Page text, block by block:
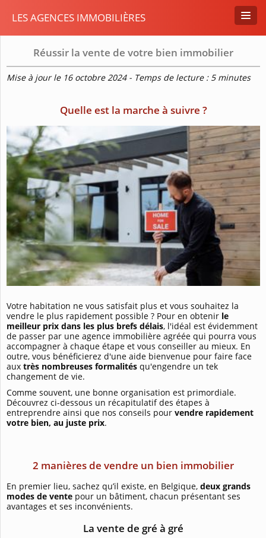
LES AGENCES IMMOBILIÈRES
Réussir la vente de votre bien immobilier
Mise à jour le 16 octobre 2024 - Temps de lecture : 5 minutes
Quelle est la marche à suivre ?
Votre habitation ne vous satisfait plus et vous souhaitez la
vendre le plus rapidement possible ? Pour en obtenir le
meilleur prix dans les plus brefs délais, l'idéal est évidemment
de passer par une agence immobilière agréée qui pourra vous
accompagner à chaque étape et vous conseiller au mieux. En
outre, vous bénéficierez d'une aide bienvenue pour faire face
aux très nombreuses formalités qu'engendre un tek
changement de vie.
Comme souvent, une bonne organisation est primordiale.
Découvrez ci-dessous un récapitulatif des étapes à
entreprendre ainsi que nos conseils pour vendre rapidement
votre bien, au juste prix.
2 manières de vendre un bien immobilier
En premier lieu, sachez qu’il existe, en Belgique, deux grands
modes de vente pour un bâtiment, chacun présentant ses
avantages et ses inconvénients.
La vente de gré à gré